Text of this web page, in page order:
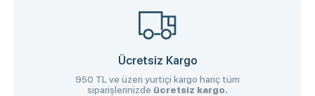
Ücretsiz Kargo
950 TL ve üzeri yurtiçi kargo hariç tüm
siparişlerinizde ücretsiz kargo.